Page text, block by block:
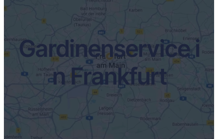
Gardinenservice i
n Frankfurt